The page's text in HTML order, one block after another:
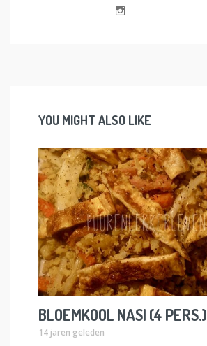
YOU MIGHT ALSO LIKE
BLOEMKOOL NASI (4 PERS.)
14 jaren geleden